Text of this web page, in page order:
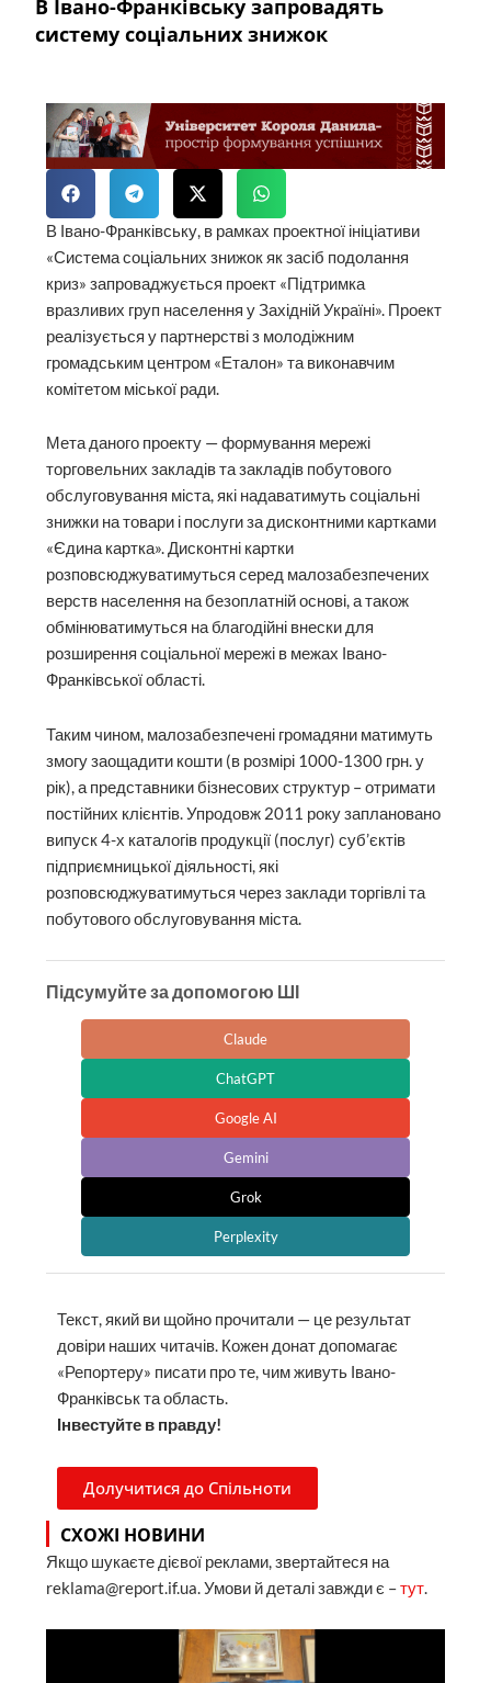
В Івано-Франківську запровадять
систему соціальних знижок
В Івано-Франківську, в рамках проектної ініціативи
«Система соціальних знижок як засіб подолання
криз» запроваджується проект «Підтримка
вразливих груп населення у Західній Україні». Проект
реалізується у партнерстві з молодіжним
громадським центром «Еталон» та виконавчим
комітетом міської ради.
Мета даного проекту — формування мережі
торговельних закладів та закладів побутового
обслуговування міста, які надаватимуть соціальні
знижки на товари і послуги за дисконтними картками
«Єдина картка». Дисконтні картки
розповсюджуватимуться серед малозабезпечених
верств населення на безоплатній основі, а також
обмінюватимуться на благодійні внески для
розширення соціальної мережі в межах Івано-
Франківської області.
Таким чином, малозабезпечені громадяни матимуть
змогу заощадити кошти (в розмірі 1000-1300 грн. у
рік), а представники бізнесових структур – отримати
постійних клієнтів. Упродовж 2011 року заплановано
випуск 4-х каталогів продукції (послуг) суб’єктів
підприємницької діяльності, які
розповсюджуватимуться через заклади торгівлі та
побутового обслуговування міста.
Підсумуйте за допомогою ШІ
Claude
ChatGPT
Google AI
Gemini
Grok
Perplexity
Текст, який ви щойно прочитали — це результат
довіри наших читачів. Кожен донат допомагає
«Репортеру» писати про те, чим живуть Івано-
Франківськ та область.
Інвестуйте в правду!
Долучитися до Спільноти
СХОЖІ НОВИНИ
Якщо шукаєте дієвої реклами, звертайтеся на
reklama@report.if.ua. Умови й деталі завжди є –тут.